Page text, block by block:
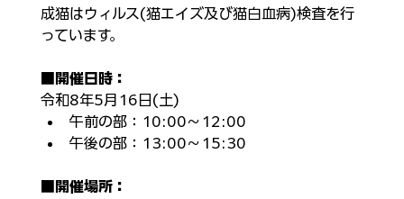
成猫はウィルス(猫エイズ及び猫白血病)検査を行
っています。
開催日時：
令和8年​5月16日(土)
午前の部：10:00～12:00​
午後の部：13:00～15:30​
開催場所：